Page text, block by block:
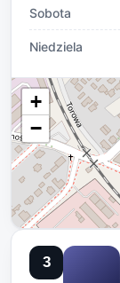
Sobota
Niedziela
+
−
3